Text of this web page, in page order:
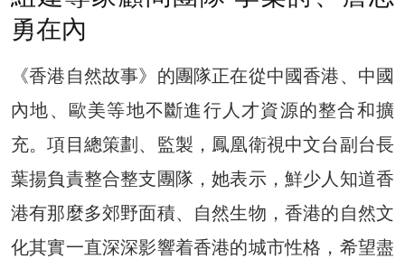
勇在內
《香港自然故事》的團隊正在從中國香港、中國
內地、歐美等地不斷進行人才資源的整合和擴
充。項目總策劃、監製，鳳凰衛視中文台副台長
葉揚負責整合整支團隊，她表示，鮮少人知道香
港有那麼多郊野面積、自然生物，香港的自然文
化其實一直深深影響着香港的城市性格，希望盡